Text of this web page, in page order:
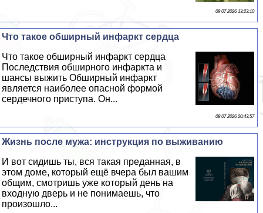
09 07 2026 13:23:10
Что такое обширный инфаркт сердца
Что такое обширный инфаркт сердца
Последствия обширного инфаркта и
шансы выжить Обширный инфаркт
является наиболее опасной формой
сердечного приступа. Он...
08 07 2026 20:43:57
Жизнь после мужа: инструкция по выживанию
И вот сидишь ты, вся такая преданная, в
этом доме, который ещё вчера был вашим
общим, смотришь уже который день на
входную дверь и не понимаешь, что
произошло...